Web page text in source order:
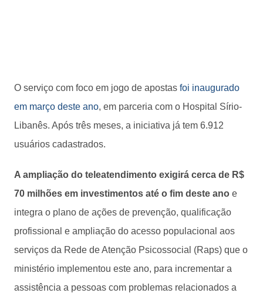
O serviço com foco em jogo de apostas foi inaugurado
em março deste ano, em parceria com o Hospital Sírio-
Libanês. Após três meses, a iniciativa já tem 6.912
usuários cadastrados.
A ampliação do teleatendimento exigirá cerca de R$
70 milhões em investimentos até o fim deste ano e
integra o plano de ações de prevenção, qualificação
profissional e ampliação do acesso populacional aos
serviços da Rede de Atenção Psicossocial (Raps) que o
ministério implementou este ano, para incrementar a
assistência a pessoas com problemas relacionados a